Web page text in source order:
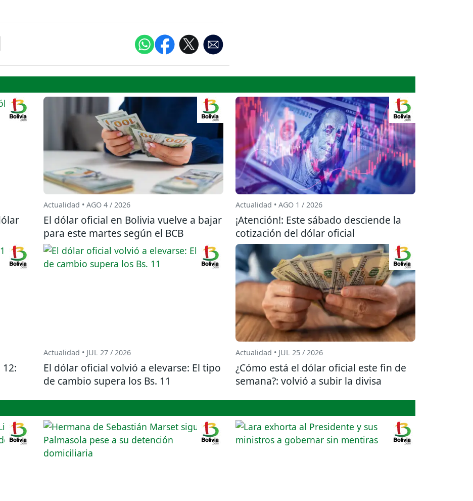
Actualidad • AGO 4 / 2026
El dólar oficial en Bolivia vuelve a bajar
para este martes según el BCB
Actualidad • AGO 1 / 2026
¡Atención!: Este sábado desciende la
cotización del dólar oficial
Actualidad • JUL 27 / 2026
El dólar oficial volvió a elevarse: El tipo
de cambio supera los Bs. 11
Actualidad • JUL 25 / 2026
¿Cómo está el dólar oficial este fin de
semana?: volvió a subir la divisa